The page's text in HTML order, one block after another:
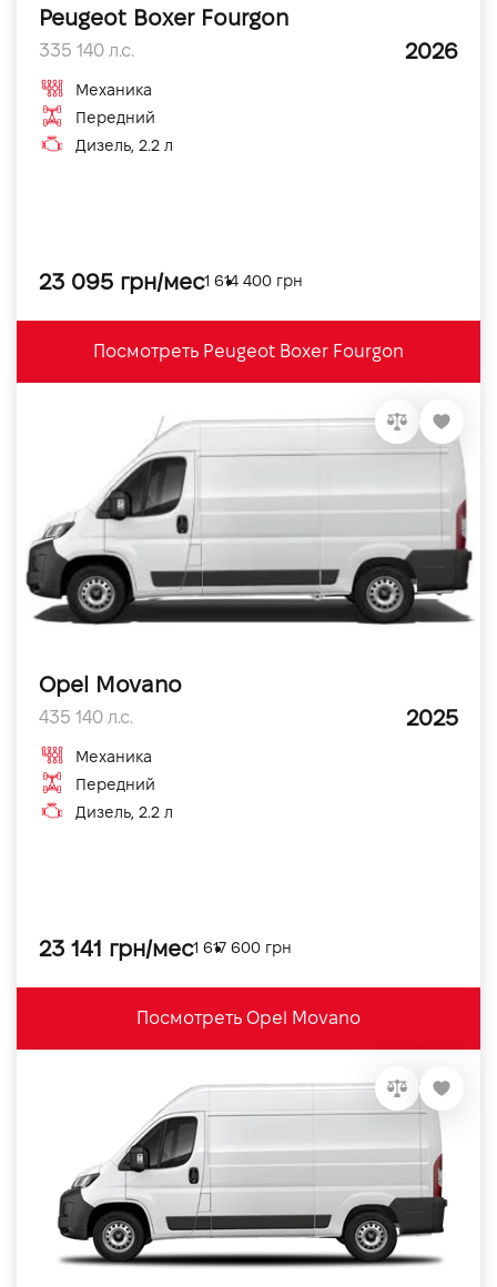
Peugeot Boxer Fourgon
335 140 л.с. 2026
Механика
Передний
Дизель, 2.2 л
23 095 грн/мес1 614 400 грн
Посмотреть Peugeot Boxer Fourgon
Opel Movano
435 140 л.с. 2025
Механика
Передний
Дизель, 2.2 л
23 141 грн/мес1 617 600 грн
Посмотреть Opel Movano